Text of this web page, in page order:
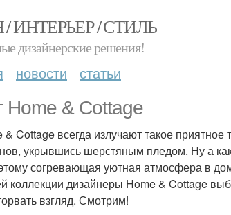
ИНТЕРЬЕР / СТИЛЬ
дизайнерские решения!
новости статьи
& Cottage
Cottage всегда излучают такое приятное
укрывшись шерстяным пледом. Ну а
согревающая уютная атмосфера в
коллекции дизайнеры Home & Cottage
взгляд. Смотрим!